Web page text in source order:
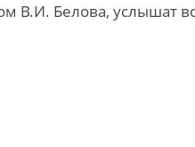
В.И. Белова, услышат